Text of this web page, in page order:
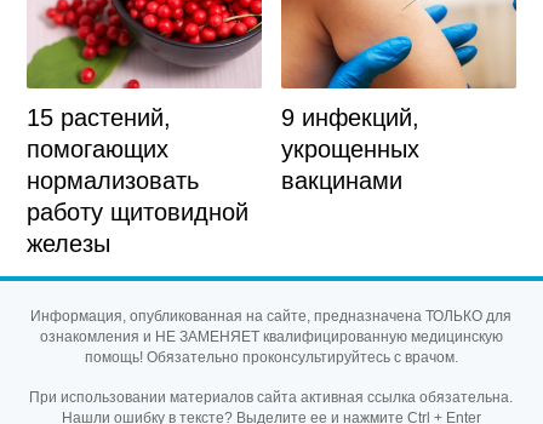
15 растений,
помогающих
нормализовать
работу щитовидной
железы
9 инфекций,
укрощенных
вакцинами
Информация, опубликованная на сайте, предназначена ТОЛЬКО для
ознакомления и НЕ ЗАМЕНЯЕТ квалифицированную медицинскую
помощь! Обязательно проконсультируйтесь с врачом.
При использовании материалов сайта активная ссылка обязательна.
Нашли ошибку в тексте? Выделите ее и нажмите Ctrl + Enter